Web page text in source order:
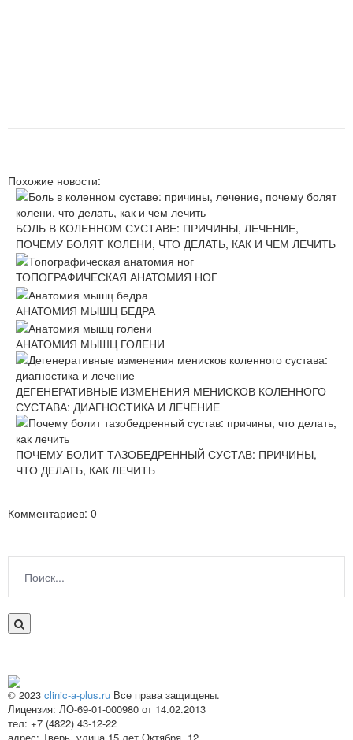
Похожие новости:
БОЛЬ В КОЛЕННОМ СУСТАВЕ: ПРИЧИНЫ, ЛЕЧЕНИЕ,
ПОЧЕМУ БОЛЯТ КОЛЕНИ, ЧТО ДЕЛАТЬ, КАК И ЧЕМ ЛЕЧИТЬ
ТОПОГРАФИЧЕСКАЯ АНАТОМИЯ НОГ
АНАТОМИЯ МЫШЦ БЕДРА
АНАТОМИЯ МЫШЦ ГОЛЕНИ
ДЕГЕНЕРАТИВНЫЕ ИЗМЕНЕНИЯ МЕНИСКОВ КОЛЕННОГО
СУСТАВА: ДИАГНОСТИКА И ЛЕЧЕНИЕ
ПОЧЕМУ БОЛИТ ТАЗОБЕДРЕННЫЙ СУСТАВ: ПРИЧИНЫ,
ЧТО ДЕЛАТЬ, КАК ЛЕЧИТЬ
Комментариев: 0
© 2023 clinic-a-plus.ru Все права защищены.
Лицензия: ЛО-69-01-000980 от 14.02.2013
тел: +7 (4822) 43-12-22
адрес: Тверь, улица 15 лет Октября, 12